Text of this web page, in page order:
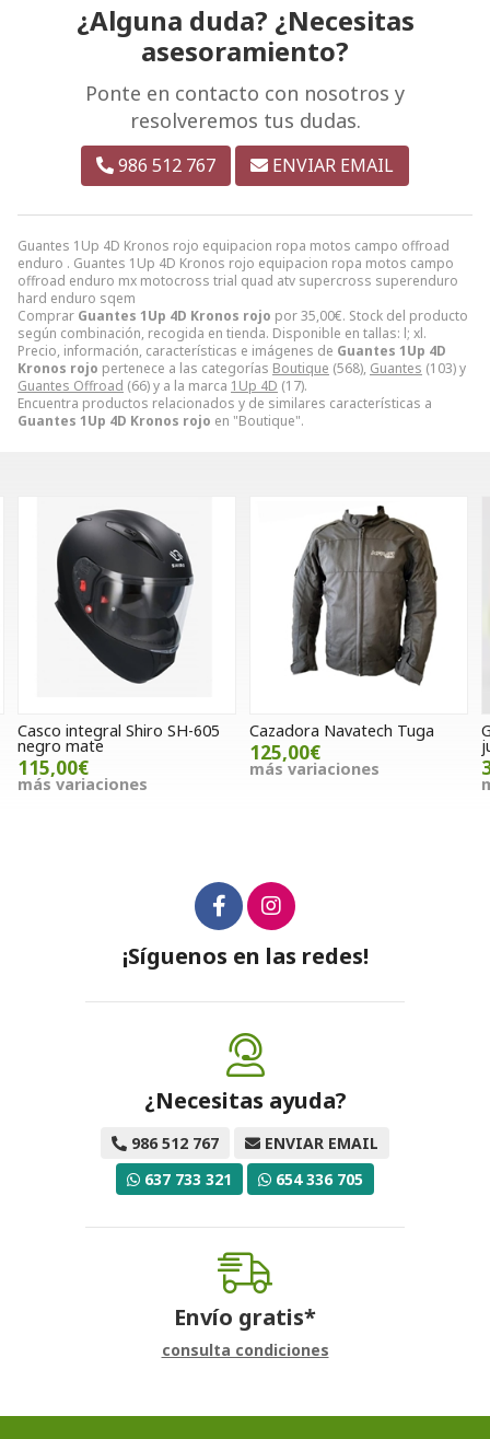
Guantes 1Up 4D Kronos rojo equipacion ropa motos campo offroad
enduro . Guantes 1Up 4D Kronos rojo equipacion ropa motos campo
offroad enduro mx motocross trial quad atv supercross superenduro
hard enduro sqem
Comprar Guantes 1Up 4D Kronos rojo por35,00€. Stock del producto
según combinación, recogida en tienda. Disponible en tallas: l; xl.
Precio, información, características e imágenes de Guantes 1Up 4D
Kronos rojo pertenece a las categorías Boutique (568), Guantes (103) y
Guantes Offroad (66) y a la marca 1Up 4D (17).
Encuentra productos relacionados y de similares características a
Guantes 1Up 4D Kronos rojo en "Boutique".
¿Alguna duda? ¿Necesitas
asesoramiento?
Ponte en contacto con nosotros y
resolveremos tus dudas.
986 512 767 ENVIAR EMAIL
Cazadora Navatech Tuga
125,00€
más variaciones
Guantes 1Up 4D Kronos
junior rojo
35,00€
¡Síguenos en las redes!
¿Necesitas ayuda?
986 512 767
ENVIAR EMAIL
637 733 321
654 336 705
Envío gratis*
consulta condiciones